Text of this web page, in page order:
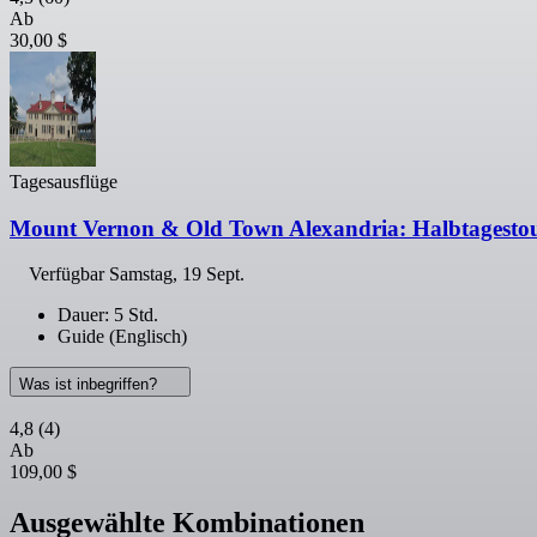
Ab
30,00 $
Tagesausflüge
Mount Vernon & Old Town Alexandria:
Verfügbar Samstag, 19 Sept.
Dauer: 5 Std.
Guide (Englisch)
Was ist inbegriffen?
4,8 (4)
Ab
109,00 $
Ausgewählte Kombinationen